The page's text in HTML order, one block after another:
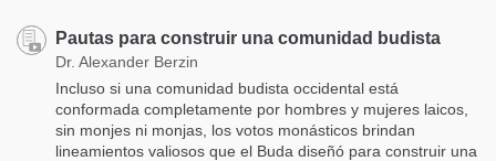
Pautas para construir una comunidad budista
Dr. Alexander Berzin
Incluso si una comunidad budista occidental está
conformada completamente por hombres y mujeres laicos,
sin monjes ni monjas, los votos monásticos brindan
lineamientos valiosos que el Buda diseñó para construir una